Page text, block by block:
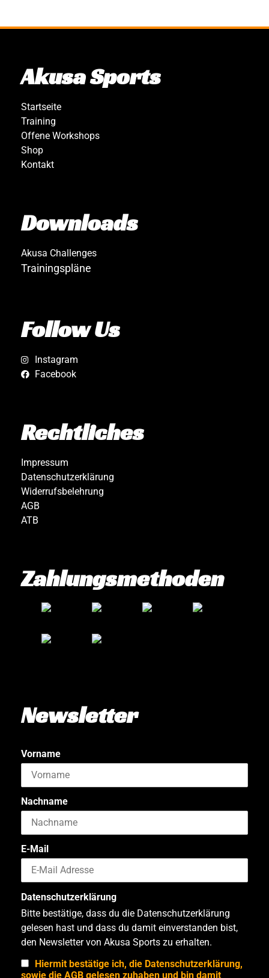
Akusa Sports
Startseite
Training
Offene Workshops
Shop
Kontakt
Downloads
Akusa Challenges
Trainingspläne
Follow Us
Instagram
Facebook
Rechtliches
Impressum
Datenschutzerklärung
Widerrufsbelehrung
AGB
ATB
Zahlungsmethoden
Newsletter
Vorname
Nachname
E-Mail
Datenschutzerklärung
Bitte bestätige, dass du die Datenschutzerklärung
gelesen hast und dass du damit einverstanden bist,
den Newsletter von Akusa Sports zu erhalten.
Hiermit bestätige ich, die Datenschutzerklärung,
sowie die AGB gelesen zuhaben und bin damit